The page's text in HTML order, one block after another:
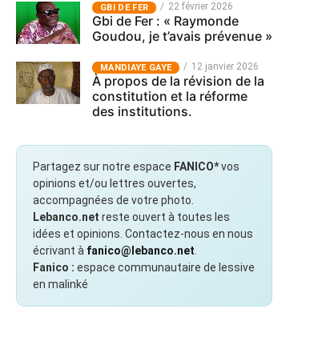
GBI DE FER 22 février 2026
Gbi de Fer : « Raymonde
Goudou, je t’avais prévenue »
MANDIAYE GAYE 12 janvier 2026
À propos de la révision de la
constitution et la réforme
des institutions.
Partagez sur notre espace FANICO*vos
opinions et/ou lettres ouvertes,
accompagnées de votre photo.
Lebanco.net reste ouvert à toutes les
idées et opinions. Contactez-nous en nous
écrivant à fanico@lebanco.net
Fanico : espace communautaire de lessive
en malinké